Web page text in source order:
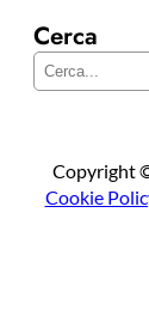
Cerca
Copyright
Cookie